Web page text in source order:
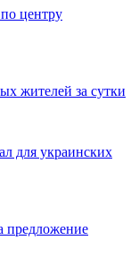
центру
жителей за сутки
для украинских
предложение